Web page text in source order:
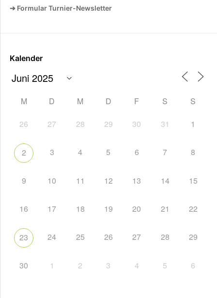
➔ Formular Turnier-Newsletter
Kalender
M D M D F S S
26 27 28 29 30 31 1
2 3 4 5 6 7 8
9 10 11 12 13 14 15
16 17 18 19 20 21 22
23 24 25 26 27 28 29
30 1 2 3 4 5 6